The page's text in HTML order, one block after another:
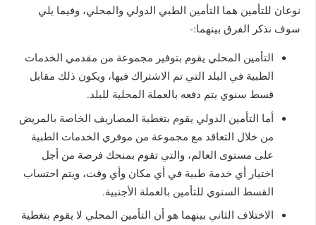
نوعان للتأمين هما التأمين الطبي الدولي والمحلي، وفيما يلي
سوف نذكر الفرق بينهما:-
التأمين المحلي يقوم بتوفير مجموعة من مقدمي الخدمات
الطبية في البلد التي تم الاشتراك فيها، ويكون ذلك مقابل
قسط سنوي يتم دفعه بالعملة المحلية للبلد.
أما التأمين الدولي يقوم بتغطية المصاريف الخاصة بالمريض
من خلال التعاقد مع مجموعة من موفري الخدمات الطبية
على مستوى العالم، والتي تقوم بمنحك فرصة من أجل
اختيار أي خدمة طبية في أي مكان وأي وقت، ويتم احتساب
القسط السنوي للتأمين بالعملة الأجنبية.
الاختلاف الثاني بينهما هو أن التأمين المحلي لا يقوم بتغطية